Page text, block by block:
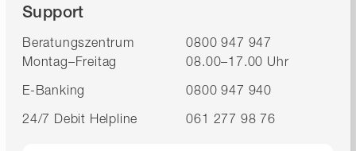
Support
Beratungszentrum
0800 947 947
Montag–Freitag
08.00–17.00 Uhr
E-Banking
0800 947 940
24/7 Debit Helpline
061 277 98 76